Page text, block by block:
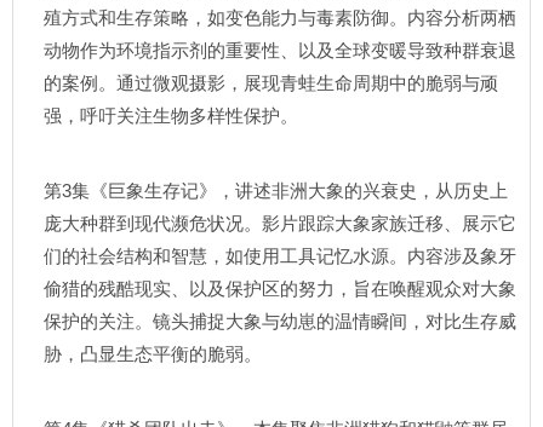
殖方式和生存策略，如变色能力与毒素防御。内容分析两栖
动物作为环境指示剂的重要性、以及全球变暖导致种群衰退
的案例。通过微观摄影，展现青蛙生命周期中的脆弱与顽
强，呼吁关注生物多样性保护。
第3集《巨象生存记》，讲述非洲大象的兴衰史，从历史上
庞大种群到现代濒危状况。影片跟踪大象家族迁移、展示它
们的社会结构和智慧，如使用工具记忆水源。内容涉及象牙
偷猎的残酷现实、以及保护区的努力，旨在唤醒观众对大象
保护的关注。镜头捕捉大象与幼崽的温情瞬间，对比生存威
胁，凸显生态平衡的脆弱。